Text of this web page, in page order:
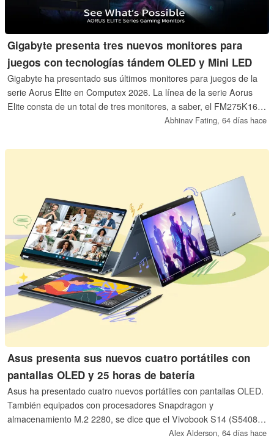
Gigabyte presenta tres nuevos monitores para
juegos con tecnologías tándem OLED y Mini LED
Gigabyte ha presentado sus últimos monitores para juegos de la
serie Aorus Elite en Computex 2026. La línea de la serie Aorus
Elite consta de un total de tres monitores, a saber, el FM275K16P,
Abhinav Fating, 64 días hace
Asus presenta sus nuevos cuatro portátiles con
pantallas OLED y 25 horas de batería
Asus ha presentado cuatro nuevos portátiles con pantallas OLED.
También equipados con procesadores Snapdragon y
almacenamiento M.2 2280, se dice que el Vivobook S14 (S5408),
el Vivobook S16 (S5608), el Vivobook S14 Flip (TP5408) y el
Alex Alderson, 64 días hace